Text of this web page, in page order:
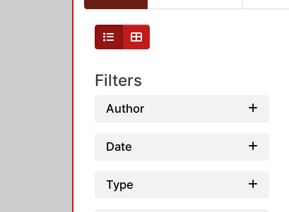
Filters
Author
Date
Type